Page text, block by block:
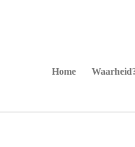
hoofdinhoudHome